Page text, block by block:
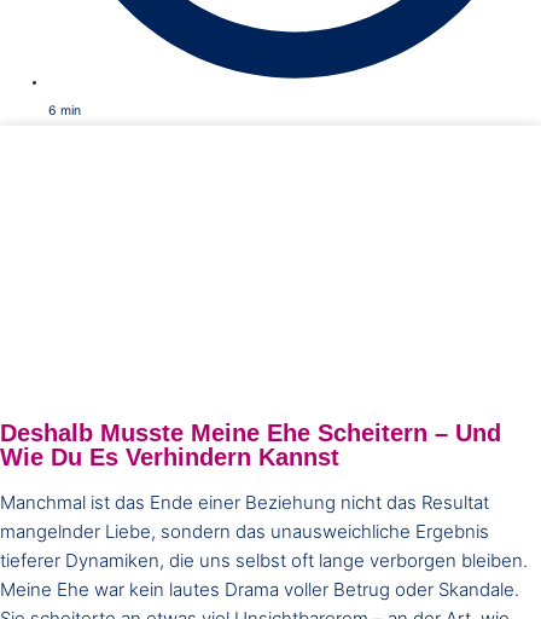
6 min
Deshalb Musste Meine Ehe Scheitern – Und
Wie Du Es Verhindern Kannst
Manchmal ist das Ende einer Beziehung nicht das Resultat
mangelnder Liebe, sondern das unausweichliche Ergebnis
tieferer Dynamiken, die uns selbst oft lange verborgen bleiben.
Meine Ehe war kein lautes Drama voller Betrug oder Skandale.